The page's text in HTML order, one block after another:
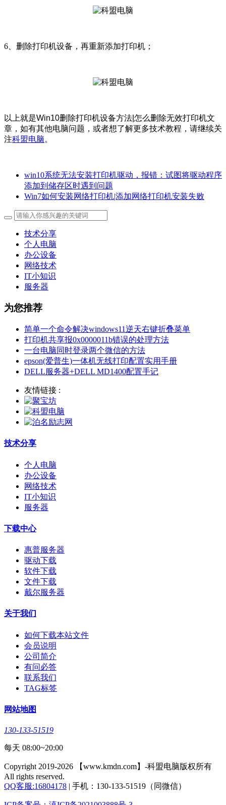
6、删除打印机设备，再重新添加打印机；
以上就是Win10删除打印机设备方法|怎么删除无效打印机文
章，如有其他电脑问题，或者想了解更多技术教程，请继续关
注科盟电脑。
win10系统无法安装打印机驱动，报错：试图将驱动程序
添加到储存区时遇到问题
Win7如何安装网络打印机|添加网络打印机安装失败
技术分享
个人电脑
办公设备
网络技术
IT小知识
服务器
为您推荐
简单一个命令解决windows11逆天右键折叠菜单
打印机共享报0x0000011b错误的处理方法
一台电脑同时登录两个微信的方法
epson(爱普生)一体机无线打印配置实用手册
DELL服务器+DELL MD1400配置手记
友情链接 :
技术分享
个人电脑
办公设备
网络技术
IT小知识
服务器
下载中心
惠普服务器
驱动下载
软件下载
文件下载
戴尔服务器
关于我们
如何下载本站文件
会员说明
公司简介
有问必答
联系我们
TAG标签
网站地图
130-133-51519
每天 08:00~20:00
Copyright 2019-2026 【www.kmdn.com】-科盟电脑版权所有
All rights reserved.
QQ客服:16804178 | 手机：130-133-51519（同微信）